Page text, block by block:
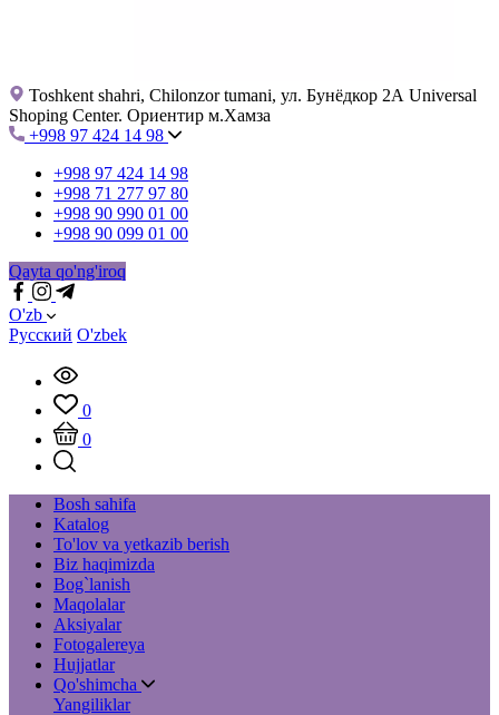
Toshkent shahri, Chilonzor tumani, ул. Бунёдкор 2А Universal
Shoping Center. Ориентир м.Хамза
+998 97 424 14 98
+998 97 424 14 98
+998 71 277 97 80
+998 90 990 01 00
+998 90 099 01 00
Qayta qo'ng'iroq
O'zb
Русский O'zbek
0
0
Bosh sahifa
Katalog
To'lov va yetkazib berish
Biz haqimizda
Bog`lanish
Maqolalar
Aksiyalar
Fotogalereya
Hujjatlar
Qo'shimcha
Yangiliklar